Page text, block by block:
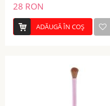
28 RON
ADĂUGĂ ÎN COŞ